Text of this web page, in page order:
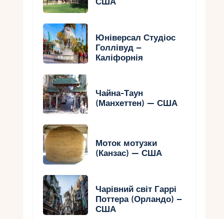
Юніверсал Студіос
Голлівуд –
Каліфорнія
Чайна-Таун
(Манхеттен) — США
Моток мотузки
(Канзас) — США
Чарівний світ Гаррі
Поттера (Орландо) –
США